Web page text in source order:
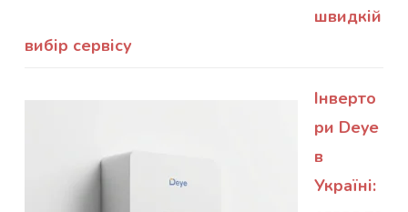
швидкій
вибір сервісу
Інверто
ри Deye
в
Україні: